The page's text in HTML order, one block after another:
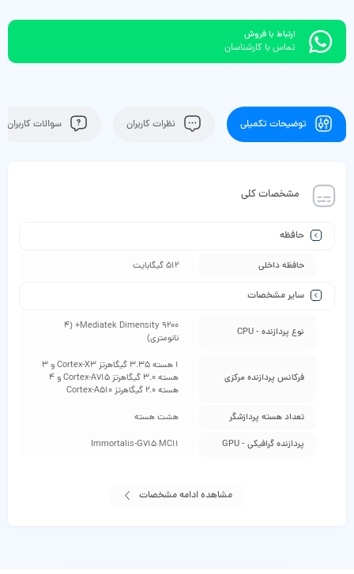
ارتباط با فروش
تماس با کارشناسان
توضیحات تکمیلی نظرات کاربران سوالات کاربران
مشخصات کلی
حافظه
حافظه داخلی 512 گیگابایت
سایر مشخصات
نوع پردازنده - CPU
Mediatek Dimensity 9200+ (4
نانومتری)
فرکانس پردازنده مرکزی
1 هسته 3.35 گیگاهرتز Cortex-X3 و 3
هسته 3.0 گیگاهرتز Cortex-A715 و 4
هسته 2.0 گیگاهرتز Cortex-A510
تعداد هسته پردازشگر هشت هسته
پردازنده گرافیکی - GPU Immortalis-G715 MC11
مشاهده ادامه مشخصات